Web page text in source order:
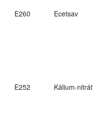
E260 Ecetsav
E252 Kálium-nitrát